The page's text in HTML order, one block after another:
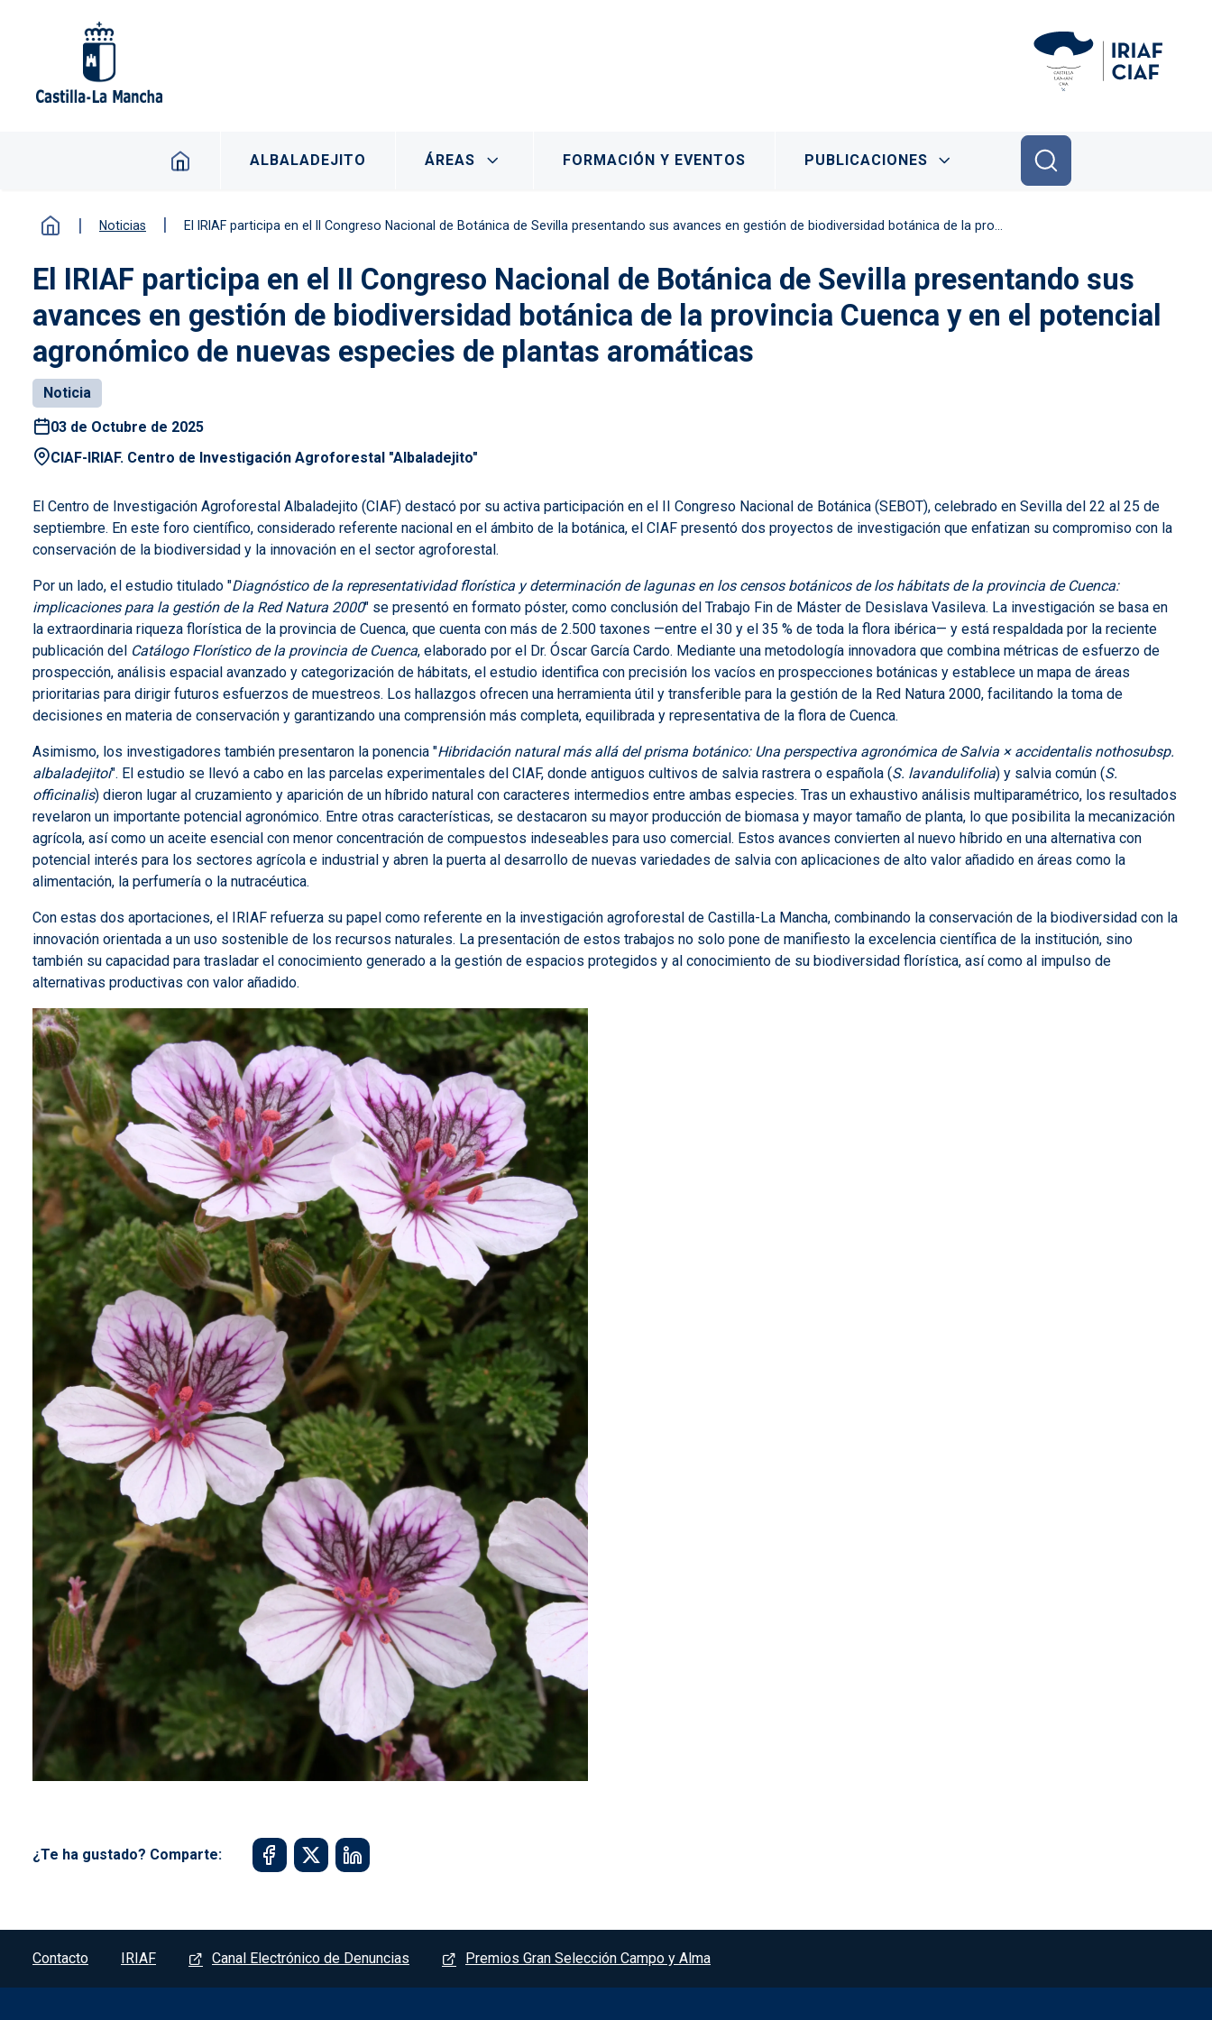
Navegación principal - Albaladejito
ALBALADEJITO ÁREAS FORMACIÓN Y EVENTOS PUBLICACIONES
Noticias El IRIAF participa en el II Congreso Nacional de Botánica de Sevilla presentando sus avances en gestión de biodiversidad botánica de la provincia Cuenca y en el potencial agronómico de nuevas especies de plantas aromáticas
El IRIAF participa en el II Congreso Nacional de Botánica de Sevilla presentando sus
avances en gestión de biodiversidad botánica de la provincia Cuenca y en el potencial
agronómico de nuevas especies de plantas aromáticas
Noticia
03 de Octubre de 2025
CIAF-IRIAF. Centro de Investigación Agroforestal "Albaladejito"
El Centro de Investigación Agroforestal Albaladejito (CIAF) destacó por su activa participación en el II Congreso Nacional de Botánica (SEBOT), celebrado en Sevilla del 22 al 25 de
septiembre. En este foro científico, considerado referente nacional en el ámbito de la botánica, el CIAF presentó dos proyectos de investigación que enfatizan su compromiso con la
conservación de la biodiversidad y la innovación en el sector agroforestal.
Por un lado, el estudio titulado "Diagnóstico de la representatividad florística y determinación de lagunas en los censos botánicos de los hábitats de la provincia de Cuenca:
implicaciones para la gestión de la Red Natura 2000" se presentó en formato póster, como conclusión del Trabajo Fin de Máster de Desislava Vasileva. La investigación se basa en
la extraordinaria riqueza florística de la provincia de Cuenca, que cuenta con más de 2.500 taxones —entre el 30 y el 35 % de toda la flora ibérica— y está respaldada por la reciente
publicación del Catálogo Florístico de la provincia de Cuenca, elaborado por el Dr. Óscar García Cardo. Mediante una metodología innovadora que combina métricas de esfuerzo de
prospección, análisis espacial avanzado y categorización de hábitats, el estudio identifica con precisión los vacíos en prospecciones botánicas y establece un mapa de áreas
prioritarias para dirigir futuros esfuerzos de muestreos. Los hallazgos ofrecen una herramienta útil y transferible para la gestión de la Red Natura 2000, facilitando la toma de
decisiones en materia de conservación y garantizando una comprensión más completa, equilibrada y representativa de la flora de Cuenca.
Asimismo, los investigadores también presentaron la ponencia "Hibridación natural más allá del prisma botánico: Una perspectiva agronómica de Salvia × accidentalis nothosubsp.
albaladejitoi". El estudio se llevó a cabo en las parcelas experimentales del CIAF, donde antiguos cultivos de salvia rastrera o española (S. lavandulifolia) y salvia común (S.
officinalis) dieron lugar al cruzamiento y aparición de un híbrido natural con caracteres intermedios entre ambas especies. Tras un exhaustivo análisis multiparamétrico, los resultados
revelaron un importante potencial agronómico. Entre otras características, se destacaron su mayor producción de biomasa y mayor tamaño de planta, lo que posibilita la mecanización
agrícola, así como un aceite esencial con menor concentración de compuestos indeseables para uso comercial. Estos avances convierten al nuevo híbrido en una alternativa con
potencial interés para los sectores agrícola e industrial y abren la puerta al desarrollo de nuevas variedades de salvia con aplicaciones de alto valor añadido en áreas como la
alimentación, la perfumería o la nutracéutica.
Con estas dos aportaciones, el IRIAF refuerza su papel como referente en la investigación agroforestal de Castilla-La Mancha, combinando la conservación de la biodiversidad con la
innovación orientada a un uso sostenible de los recursos naturales. La presentación de estos trabajos no solo pone de manifiesto la excelencia científica de la institución, sino
también su capacidad para trasladar el conocimiento generado a la gestión de espacios protegidos y al conocimiento de su biodiversidad florística, así como al impulso de
alternativas productivas con valor añadido.
¿Te ha gustado? Comparte:
Pie de pagina - Albaladejito
Contacto IRIAF Canal Electrónico de Denuncias Premios Gran Selección Campo y Alma